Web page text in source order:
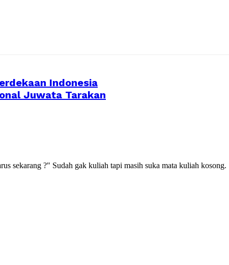
Indonesia
Juwata Tarakan
sekarang ?" Sudah gak kuliah tapi masih suka mata kuliah kosong.